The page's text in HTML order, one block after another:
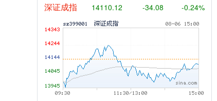
沪深300 4651.31 -6.85 -0.15%